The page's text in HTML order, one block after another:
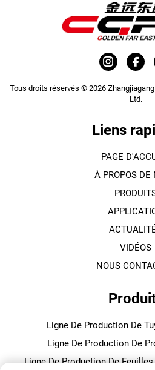
Tous droits réservés © 2026
Ltd.
Liens
PAGE
À PROPOS DE
VIDÉOS
NOUS
Ligne De Production De
Ligne De Production De
Ligne De Production De